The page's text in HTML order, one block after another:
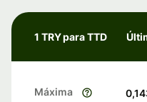
1 TRY para TTD
Máxima